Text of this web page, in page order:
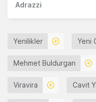
Adrazzi
Yenilikler Yeni
Mehmet Buldurgan
Viravira Cavit